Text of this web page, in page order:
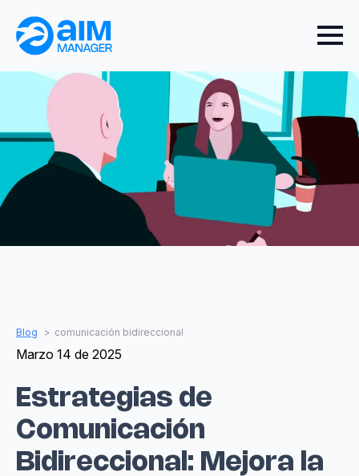
Blog comunicación bidireccional
Marzo 14 de 2025
Estrategias de
Comunicación
Bidireccional: Mejora la